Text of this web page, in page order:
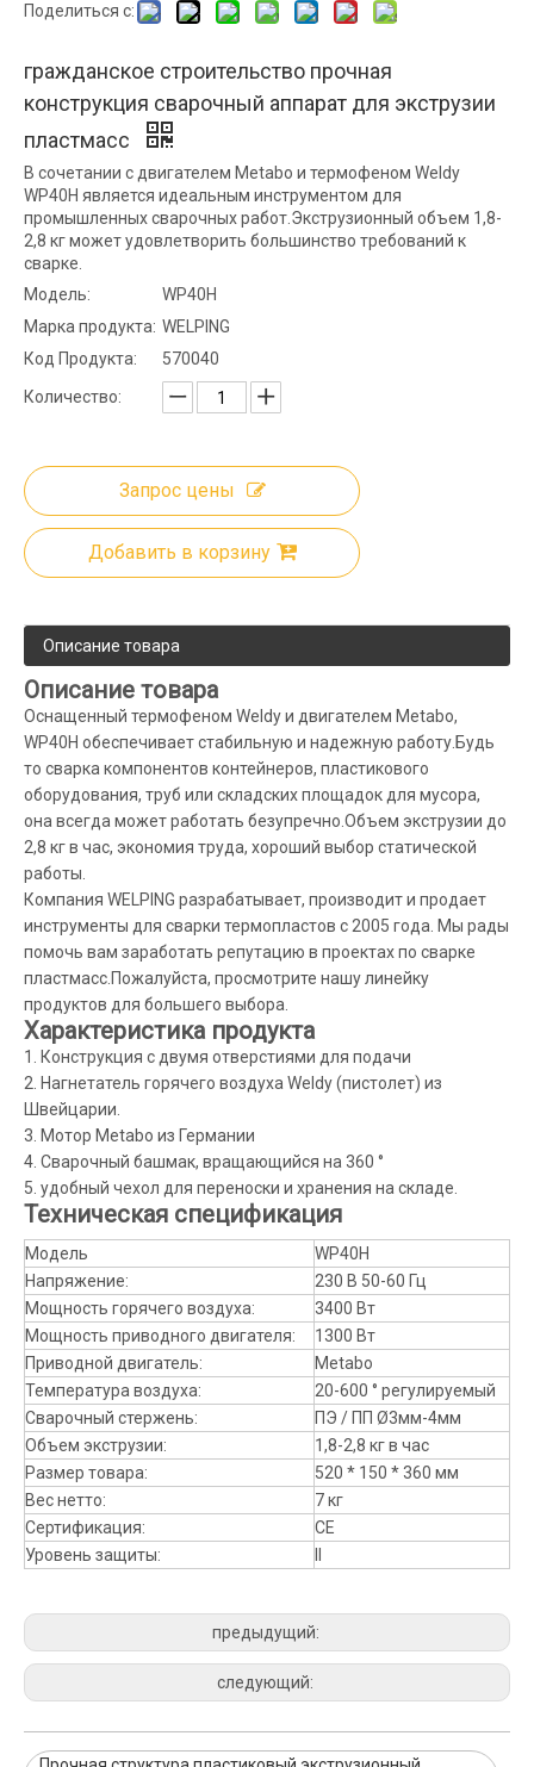
Поделиться с:
гражданское строительство прочная
конструкция сварочный аппарат для экструзии
пластмасс
В сочетании с двигателем Metabo и термофеном Weldy
WP40H является идеальным инструментом для
промышленных сварочных работ.Экструзионный объем 1,8-
2,8 кг может удовлетворить большинство требований к
сварке.
Модель:
WP40H
Марка продукта: WELPING
Код Продукта:
570040
Количество:
Запрос цены
Добавить в корзину
Описание товара
Описание товара
Оснащенный термофеном Weldy и двигателем Metabo,
WP40H обеспечивает стабильную и надежную работу.Будь
то сварка компонентов контейнеров, пластикового
оборудования, труб или складских площадок для мусора,
она всегда может работать безупречно.Объем экструзии до
2,8 кг в час, экономия труда, хороший выбор статической
работы.
Компания WELPING разрабатывает, производит и продает
инструменты для сварки термопластов с 2005 года. Мы рады
помочь вам заработать репутацию в проектах по сварке
пластмасс.Пожалуйста, просмотрите нашу линейку
продуктов для большего выбора.
Характеристика продукта
1. Конструкция с двумя отверстиями для подачи
2. Нагнетатель горячего воздуха Weldy (пистолет) из
Швейцарии.
3. Мотор Metabo из Германии
4. Сварочный башмак, вращающийся на 360 °
5. удобный чехол для переноски и хранения на складе.
Техническая спецификация
Модель
WP40H
Напряжение:
230 В 50-60 Гц
Мощность горячего воздуха:
3400 Вт
Мощность приводного двигателя:
1300 Вт
Приводной двигатель:
Metabo
Температура воздуха:
20-600 ° регулируемый
Сварочный стержень:
ПЭ / ПП Ø3мм-4мм
Объем экструзии:
1,8-2,8 кг в час
Размер товара:
520 * 150 * 360 мм
Вес нетто:
7 кг
Сертификация:
CE
Уровень защиты:
предыдущий:
следующий: